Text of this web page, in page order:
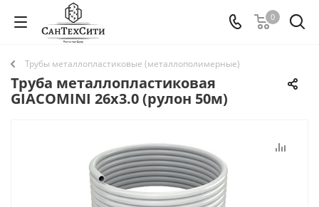
0
Трубы металлопластиковые (металлополимерные)
Труба металлопластиковая
GIACOMINI 26х3.0 (рулон 50м)